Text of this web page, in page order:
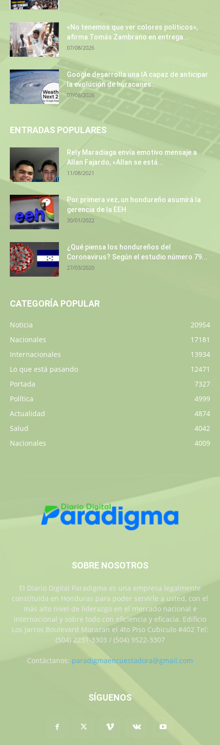
«No tenemos que ver colores políticos»,
afirma Tomás Zambrano en entrega...
07/08/2026
Google desarrolla una IA capaz de anticipar
la evolución de huracanes...
07/08/2026
ENTRADAS POPULARES
Rely Maradiaga envía emotivo mensaje a
Allan Fajardo, «Allan se está...
11/08/2021
Por primera vez, un hondureño asumirá la
gerencia de la EEH
30/01/2022
¿Qué piensa los hondureños del
Coronavirus? Según el estudio número 79...
27/03/2020
CATEGORÍA POPULAR
Noticia
20954
Nacionales
17181
Internacionales
13934
Lo que está pasando
12471
Portada
7327
Política
4999
Actualidad
4874
Salud
4042
Nacionales
4009
SOBRE NOSOTROS
El Diario Digital Paradigma es una empresa legalmente
constituida en Honduras para poder servirle a usted, con el
más alto nivel de liderazgo en el mercado nacional e
internacional y sobre todo con eficiencia y eficacia. Edificio
Los Jarros Boulevard Morazan el 4to Piso Cubiculo #402 Tel:
(504) 2231-3303 / (504) 9522-3307
Contáctanos: paradigmaencuestadora@gmail.com
SÍGUENOS